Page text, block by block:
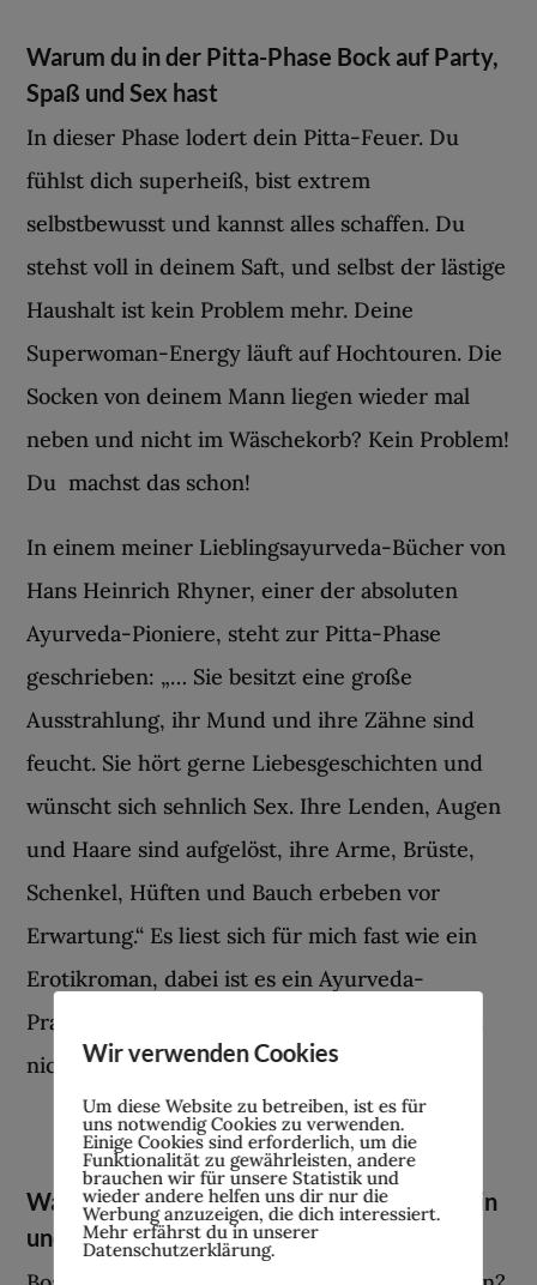
Warum du in der Pitta-Phase Bock auf Party,
Spaß und Sex hast
In dieser Phase lodert dein Pitta-Feuer. Du
fühlst dich superheiß, bist extrem
selbstbewusst und kannst alles schaffen. Du
stehst voll in deinem Saft, und selbst der lästige
Haushalt ist kein Problem mehr. Deine
Superwoman-Energy läuft auf Hochtouren. Die
Socken von deinem Mann liegen wieder mal
neben und nicht im Wäschekorb? Kein Problem!
Du machst das schon!
In einem meiner Lieblingsayurveda-Bücher von
Hans Heinrich Rhyner, einer der absoluten
Ayurveda-Pioniere, steht zur Pitta-Phase
geschrieben: „… Sie besitzt eine große
Ausstrahlung, ihr Mund und ihre Zähne sind
feucht. Sie hört gerne Liebesgeschichten und
wünscht sich sehnlich Sex. Ihre Lenden, Augen
und Haare sind aufgelöst, ihre Arme, Brüste,
Schenkel, Hüften und Bauch erbeben vor
Erwartung.“ Es liest sich für mich fast wie ein
Erotikroman, dabei ist es ein Ayurveda-
Praxisbuch. Haha! Aber Ladies, kennen wir es
nicht alle?
Warum ich in der Vata-Phase weinerlich sein
und mir eine Tafel Schoki gönnen darf
Wir verwenden Cookies
Um diese Website zu betreiben, ist es für
uns notwendig Cookies zu verwenden.
Einige Cookies sind erforderlich, um die
Funktionalität zu gewährleisten, andere
brauchen wir für unsere Statistik und
wieder andere helfen uns dir nur die
Werbung anzuzeigen, die dich interessiert.
Mehr erfährst du in unserer
Datenschutzerklärung.